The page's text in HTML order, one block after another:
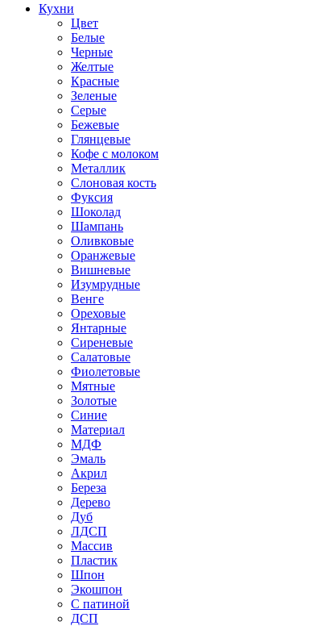
Кухни
Цвет
Белые
Черные
Желтые
Красные
Зеленые
Серые
Бежевые
Глянцевые
Кофе с молоком
Металлик
Слоновая кость
Фуксия
Шоколад
Шампань
Оливковые
Оранжевые
Вишневые
Изумрудные
Венге
Ореховые
Янтарные
Сиреневые
Салатовые
Фиолетовые
Мятные
Золотые
Синие
Материал
МДФ
Эмаль
Акрил
Береза
Дерево
Дуб
ЛДСП
Массив
Пластик
Шпон
Экошпон
С патиной
ДСП